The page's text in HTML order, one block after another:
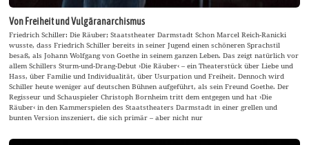
Von Freiheit und Vulgäranarchismus
Friedrich Schiller: Die Räuber; Staatstheater Darmstadt Schon Marcel Reich-Ranicki
wusste, dass Friedrich Schiller bereits in seiner Jugend einen schöneren Sprachstil
besaß, als Johann Wolfgang von Goethe in seinem ganzen Leben. Das zeigt natürlich vor
allem Schillers Sturm-und-Drang-Debut ›Die Räuber‹ – ein Theaterstück über Liebe und
Hass, über Familie und Individualität, über Usurpation und Freiheit. Dennoch wird
Schiller heute weniger auf deutschen Bühnen aufgeführt, als sein Freund Goethe. Der
Regisseur und Schauspieler Christoph Bornheim tritt dem entgegen und hat ›Die
Räuber‹ in den Kammerspielen des Staatstheaters Darmstadt in einer grellen und
bunten Version inszeniert, die sich primär – aber nicht nur